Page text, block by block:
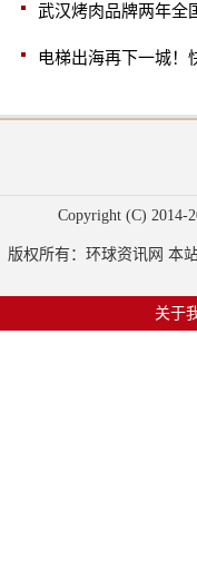
武汉烤肉品牌两年全
电梯出海再下一城！
Copyright (C) 2014-
版权所有：环球资讯网 本
关于